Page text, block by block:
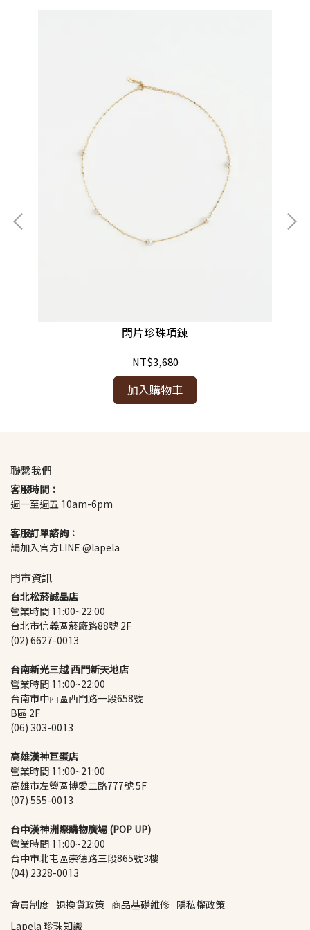
閃片珍珠項鍊
NT$3,680
加入購物車
聯繫我們
客服時間：
週一至週五 10am-6pm
客服訂單諮詢：
請加入官方LINE @lapela
門市資訊
台北松菸誠品店
營業時間 11:00~22:00
台北市信義區菸廠路88號 2F
(02) 6627-0013
台南新光三越 西門新天地店
營業時間 11:00~22:00
台南市中西區西門路一段658號
B區 2F
(06) 303-0013
高雄漢神巨蛋店
營業時間 11:00~21:00
高雄市左營區博愛二路777號 5F
(07) 555-0013
台中漢神洲際購物廣場 (POP UP)
營業時間 11:00~22:00
台中市北屯區崇德路三段865號3樓
(04) 2328-0013
會員制度 退換貨政策 商品基礎維修
隱私權政策
Lapela 珍珠知識